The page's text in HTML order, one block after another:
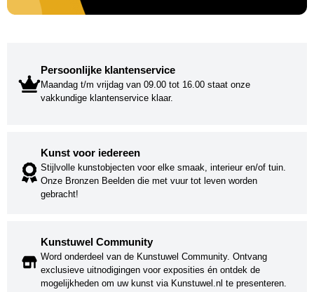
Persoonlijke klantenservice
Maandag t/m vrijdag van 09.00 tot 16.00 staat onze
vakkundige klantenservice klaar.
Kunst voor iedereen
Stijlvolle kunstobjecten voor elke smaak, interieur en/of tuin.
Onze Bronzen Beelden die met vuur tot leven worden
gebracht!
Kunstuwel Community
Word onderdeel van de Kunstuwel Community. Ontvang
exclusieve uitnodigingen voor exposities én ontdek de
mogelijkheden om uw kunst via Kunstuwel.nl te presenteren.